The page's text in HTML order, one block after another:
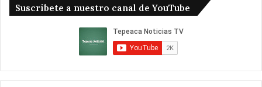
Suscribete a nuestro canal de YouTube